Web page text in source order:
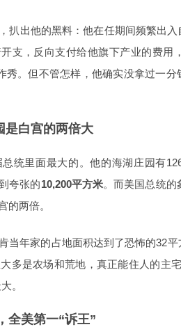
扒出他的黑料：他在任期间频繁出
支，反向支付给他旗下产业的费用
秀。但不管怎样，他确实没拿过一
是白宫的两倍大
统里面最大的。他的海湖庄园有
夸张的10,200平方米。而美国总统
的两倍。
当年家的占地面积达到了恐怖的32
多是农场和荒地，真正能住人的主
。
全美第一“诉王”